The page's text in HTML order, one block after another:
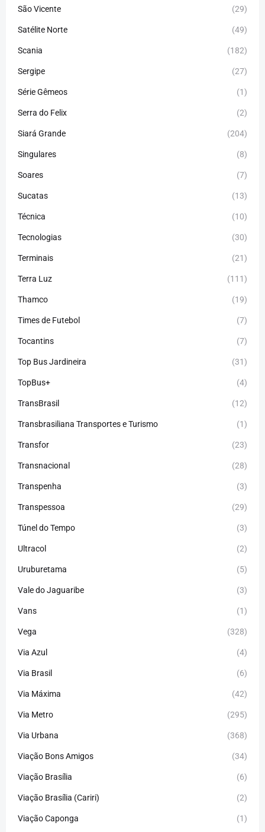
São Vicente (29)
Satélite Norte (49)
Scania (182)
Sergipe (27)
Série Gêmeos (1)
Serra do Felix (2)
Siará Grande (204)
Singulares (8)
Soares (7)
Sucatas (13)
Técnica (10)
Tecnologias (30)
Terminais (21)
Terra Luz (111)
Thamco (19)
Times de Futebol (7)
Tocantins (7)
Top Bus Jardineira (31)
TopBus+ (4)
TransBrasil (12)
Transbrasiliana Transportes e Turismo (1)
Transfor (23)
Transnacional (28)
Transpenha (3)
Transpessoa (29)
Túnel do Tempo (3)
Ultracol (2)
Uruburetama (5)
Vale do Jaguaribe (3)
Vans (1)
Vega (328)
Via Azul (4)
Via Brasil (6)
Via Máxima (42)
Via Metro (295)
Via Urbana (368)
Viação Bons Amigos (34)
Viação Brasília (6)
Viação Brasília (Cariri) (2)
Viação Caponga (1)